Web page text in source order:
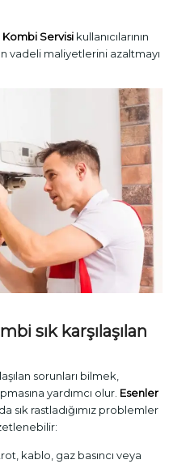
Kombi Servisikullanıcılarının
vadeli maliyetlerini azaltmayı
sık karşılaşılan
sorunları bilmek,
yardımcı olur. Esenler
sık rastladığımız problemler
kablo, gaz basıncı veya